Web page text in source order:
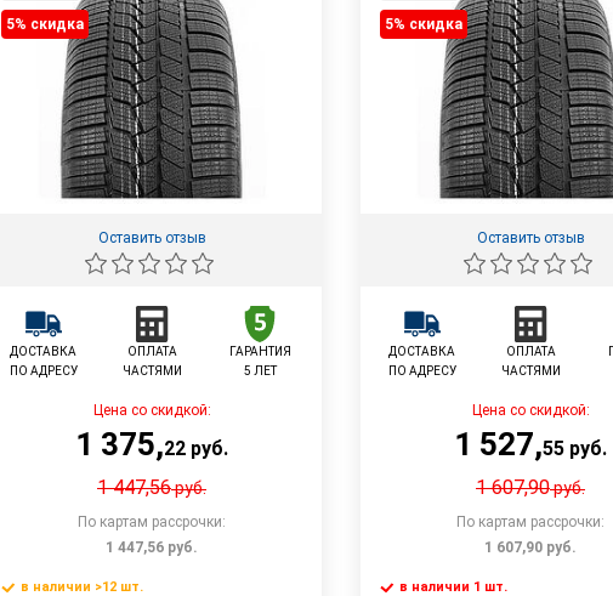
5% cкидка
Оставить отзыв
ДОСТАВКА
ПО АДРЕСУ
ОПЛАТА
ЧАСТЯМИ
ГАРАНТИЯ
5 ЛЕТ
Цена со скидкой:
1 375,22 руб.
1 447,56руб.
По картам рассрочки:
1 447,56 руб.
в наличии >12 шт.
5% cкидка
Оставить отзыв
ДОСТАВКА
ПО АДРЕСУ
ОПЛАТА
ЧАСТЯМИ
Цена со скидкой:
1 527,55 руб.
1 607,90руб.
По картам рассрочки:
1 607,90 руб.
в наличии 1 шт.